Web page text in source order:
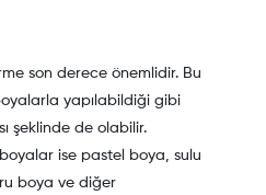
son derece önemlidir. Bu
yapılabildiği gibi
şeklinde de olabilir.
ise pastel boya, sulu
boya ve diğer